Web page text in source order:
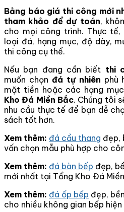
Bảng báo giá thi công mới
tham khảo để dự toán,
cho mọi công trình. Thực
loại đá, hạng mục, độ dày,
thi công cụ thể.
Nếu bạn đang cần biết thi
muốn chọn đá tự nhiên phù
mặt tiền hoặc các hạng
Kho Đá Miền Bắc. Chúng tôi
nhu cầu thực tế để bạn dễ
sách tốt hơn.
Xem thêm: đá cầu thang đẹp,
vấn chọn mẫu phù hợp cho
Xem thêm: đá bàn bếp đẹp,
mới nhất tại Tổng Kho Đá
Xem thêm: đá ốp bếp đẹp,
cho nhiều không gian bếp hiện